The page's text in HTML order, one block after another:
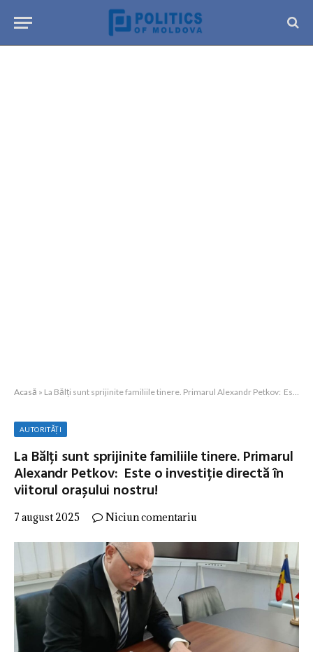
Acasă » La Bălți sunt sprijinite familiile tinere. Primarul Alexandr Petkov: Este o investiție directă în viitorul orașului nostru!
AUTORITĂȚI
La Bălți sunt sprijinite familiile tinere. Primarul
Alexandr Petkov: Este o investiție directă în
viitorul orașului nostru!
7 august 2025 Niciun comentariu